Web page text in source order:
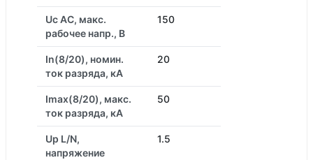
Uc AC, макс.
рабочее напр., В
150
In(8/20), номин.
ток разряда, кА
20
Imax(8/20), макс.
ток разряда, кА
50
Up L/N,
напряжение
1.5